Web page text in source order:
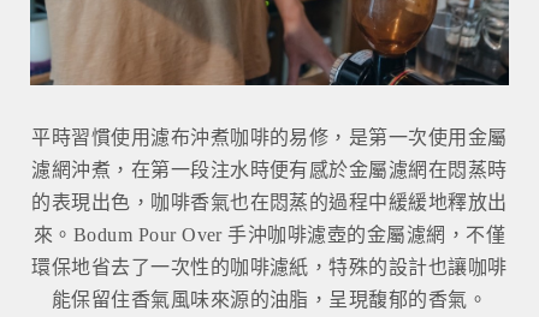
平時習慣使用濾布沖煮咖啡的易修，是第一次使用金屬
濾網沖煮，在第一段注水時便有感於金屬濾網在悶蒸時
的表現出色，咖啡香氣也在悶蒸的過程中緩緩地釋放出
來。Bodum Pour Over 手沖咖啡濾壺的金屬濾網，不僅
環保地省去了一次性的咖啡濾紙，特殊的設計也讓咖啡
能保留住香氣風味來源的油脂，呈現馥郁的香氣。